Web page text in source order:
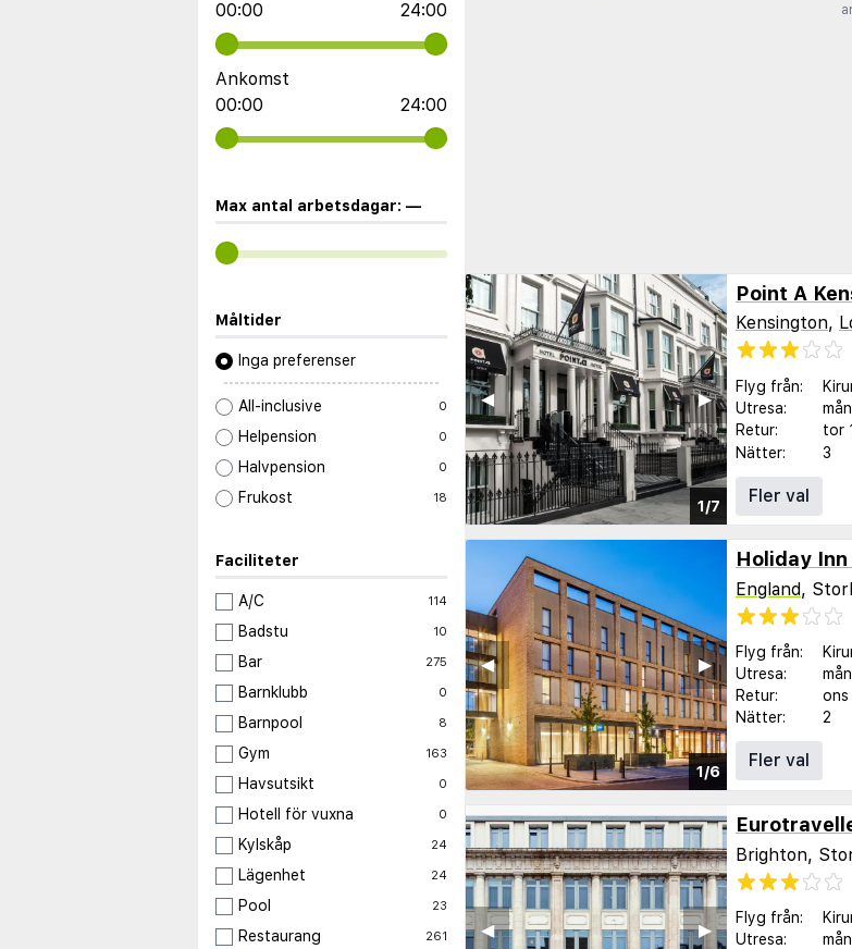
00:00
24:00
Ankomst
00:00
24:00
Max antal arbetsdagar: —
Måltider
Inga preferenser
All-inclusive 0
Helpension 0
Halvpension 0
Frukost 18
Faciliteter
A/C 114
Badstu 10
Bar 275
Barnklubb 0
Barnpool 8
Gym 163
Havsutsikt 0
Hotell för vuxna 0
Kylskåp 24
Lägenhet 24
Pool 23
Restaurang 261
1/7
▶︎
◀︎
Point A
Kensington,
Flyg från:
Utresa:
Retur:
tor
Nätter:
3
Fler val
1/6
▶︎
◀︎
Holiday Inn
England,
Flyg från:
Utresa:
Retur:
ons
Nätter:
2
Fler val
▶︎
◀︎
Brighton,
Flyg från:
Utresa: